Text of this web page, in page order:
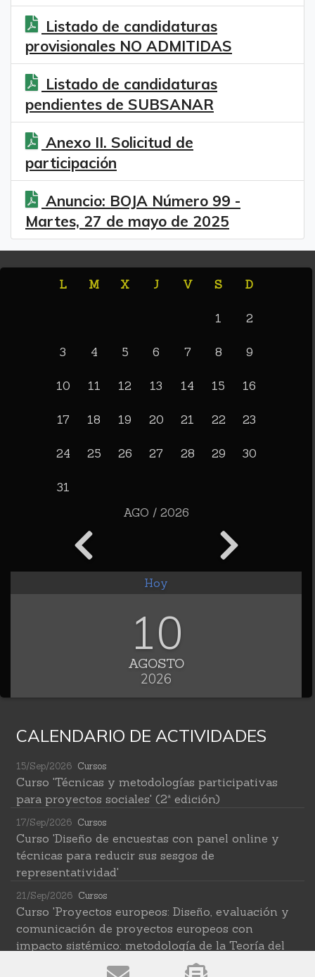
Listado de candidaturas
provisionales NO ADMITIDAS
Listado de candidaturas
pendientes de SUBSANAR
Anexo II. Solicitud de
participación
Anuncio: BOJA Número 99 -
Martes, 27 de mayo de 2025
L M X J V S D
1 2
3 4 5 6 7 8 9
10 11 12 13 14 15 16
17 18 19 20 21 22 23
24 25 26 27 28 29 30
31
AGO / 2026
Hoy
10
AGOSTO
2026
CALENDARIO DE ACTIVIDADES
15/Sep/2026 Cursos
Curso 'Técnicas y metodologías participativas
para proyectos sociales' (2ª edición)
17/Sep/2026 Cursos
Curso 'Diseño de encuestas con panel online y
técnicas para reducir sus sesgos de
representatividad'
21/Sep/2026 Cursos
Curso 'Proyectos europeos: Diseño, evaluación y
comunicación de proyectos europeos con
impacto sistémico: metodología de la Teoría del